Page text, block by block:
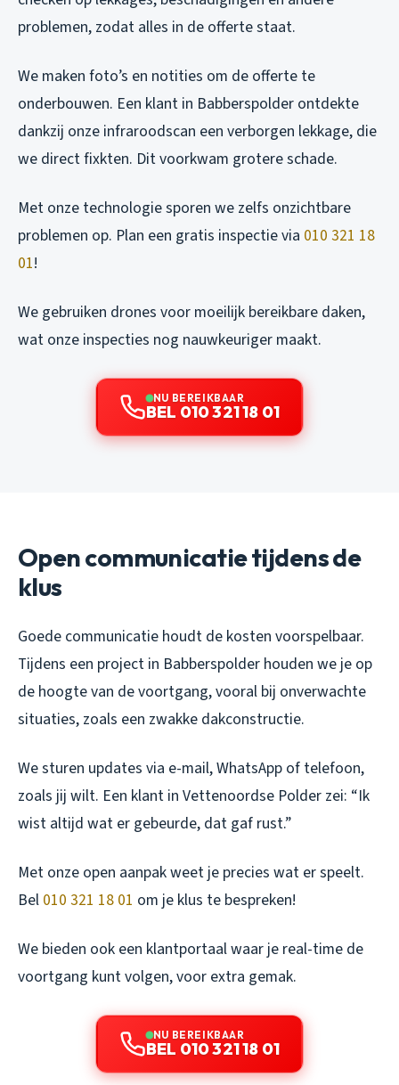
problemen, zodat alles in de offerte staat.
We maken foto’s en notities om de offerte te
onderbouwen. Een klant in Babberspolder ontdekte
dankzij onze infraroodscan een verborgen lekkage, die
we direct fixkten. Dit voorkwam grotere schade.
Met onze technologie sporen we zelfs onzichtbare
problemen op. Plan een gratis inspectie via 010 321 18
01!
We gebruiken drones voor moeilijk bereikbare daken,
wat onze inspecties nog nauwkeuriger maakt.
NU BEREIKBAAR
BEL 010 321 18 01
Open communicatie tijdens de
klus
Goede communicatie houdt de kosten voorspelbaar.
Tijdens een project in Babberspolder houden we je op
de hoogte van de voortgang, vooral bij onverwachte
situaties, zoals een zwakke dakconstructie.
We sturen updates via e-mail, WhatsApp of telefoon,
zoals jij wilt. Een klant in Vettenoordse Polder zei: “Ik
wist altijd wat er gebeurde, dat gaf rust.”
Met onze open aanpak weet je precies wat er speelt.
Bel 010 321 18 01 om je klus te bespreken!
We bieden ook een klantportaal waar je real-time de
voortgang kunt volgen, voor extra gemak.
NU BEREIKBAAR
BEL 010 321 18 01